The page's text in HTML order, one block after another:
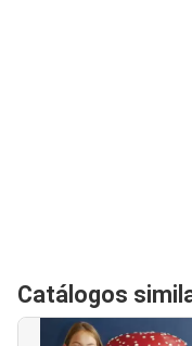
Catálogos